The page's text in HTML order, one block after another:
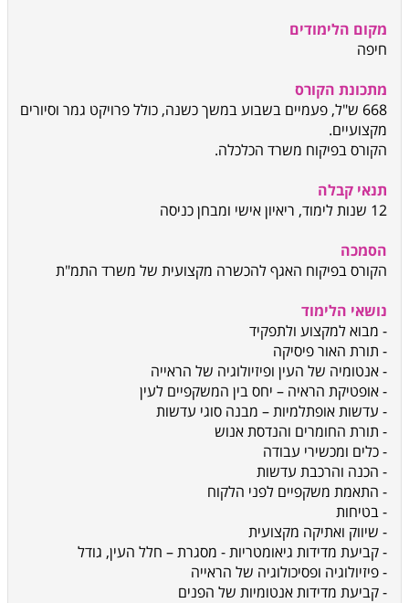
מקום הלימודים
חיפה
מתכונת הקורס
668 ש"ל, פעמיים בשבוע במשך כשנה, כולל פרויקט גמר וסיורים
מקצועיים.
הקורס בפיקוח משרד הכלכלה.
תנאי קבלה
12 שנות לימוד, ריאיון אישי ומבחן כניסה
הסמכה
הקורס בפיקוח האגף להכשרה מקצועית של משרד התמ"ת
נושאי הלימוד
- מבוא למקצוע ולתפקיד
- תורת האור פיסיקה
- אנטומיה של העין ופיזיולוגיה של הראייה
- אופטיקת הראיה – יחס בין המשקפיים לעין
- עדשות אופתלמיות – מבנה סוגי עדשות
- תורת החומרים והנדסת אנוש
- כלים ומכשירי עבודה
- הכנה והרכבת עדשות
- התאמת משקפיים לפני הלקוח
- בטיחות
- שיווק ואתיקה מקצועית
- קביעת מדידות גיאומטריות - מסגרת – חלל העין, גודל
- פיזיולוגיה ופסיכולוגיה של הראייה
- קביעת מדידות אנטומיות של הפנים